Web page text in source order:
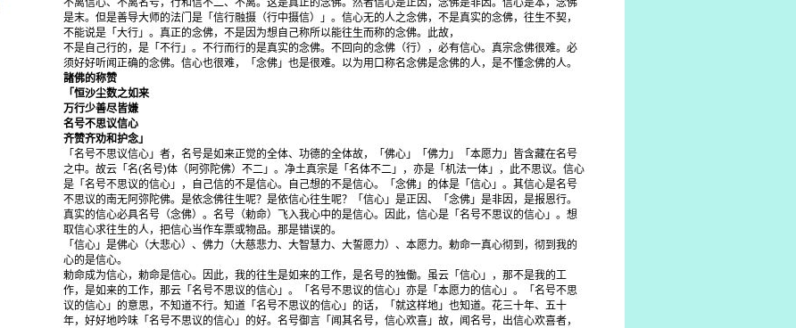
不离信心、不离名号，行和信不二、不离。这是真正的念佛。然者信心是正因，念佛是非因。信心是本，念佛
是末。但是善导大师的法门是「信行融摄（行中摄信）」。信心无的人之念佛，不是真实的念佛，往生不契，
不能说是「大行」。真正的念佛，不是因为想自己称所以能往生而称的念佛。此故，
不是自己行的，是「不行」。不行而行的是真实的念佛。不回向的念佛（行），必有信心。真宗念佛很难。必
须好好听闻正确的念佛。信心也很难，「念佛」也是很难。以为用口称名念佛是念佛的人，是不懂念佛的人。
諸佛的称赞
「恒沙尘数之如来
万行少善尽皆嫌
名号不思议信心
齐赞齐劝和护念」
「名号不思议信心」者，名号是如来正觉的全体、功德的全体故，「佛心」「佛力」「本愿力」皆含藏在名号
之中。故云「名(名号)体（阿弥陀佛）不二」。净土真宗是「名体不二」，亦是「机法一体」，此不思议。信心
是「名号不思议的信心」，自己信的不是信心。自己想的不是信心。「念佛」的体是「信心」。其信心是名号
不思议的南无阿弥陀佛。是依念佛往生呢？是依信心往生呢？「信心」是正因、「念佛」是非因，是报恩行。
真实的信心必具名号（念佛）。名号（勅命）飞入我心中的是信心。因此，信心是「名号不思议的信心」。想
取信心求往生的人，把信心当作车票或物品。那是错误的。
「信心」是佛心（大悲心）、佛力（大慈悲力、大智慧力、大誓愿力）、本愿力。勅命一真心彻到，彻到我的
心的是信心。
勅命成为信心，勅命是信心。因此，我的往生是如来的工作，是名号的独働。虽云「信心」，那不是我的工
作，是如来的工作，那云「名号不思议的信心」。「名号不思议的信心」亦是「本愿力的信心」。「名号不思
议的信心」的意思，不知道不行。知道「名号不思议的信心」的话，「就这样地」也知道。花三十年、五十
年，好好地吟味「名号不思议的信心」的好。名号御言「闻其名号，信心欢喜」故，闻名号，出信心欢喜者，